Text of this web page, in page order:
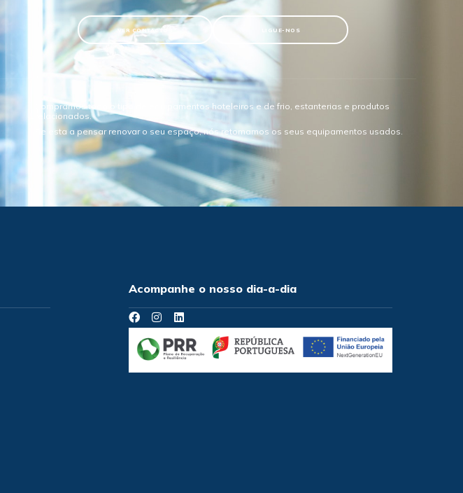
VER CONTACTOS LIGUE-NOS
Compramos todo o tipo de equipamentos hoteleiros e de frio, estanterias e produtos
relacionados.
Se esta a pensar renovar o seu espaço, nós retomamos os seus equipamentos usados.
Acompanhe o nosso dia-a-dia